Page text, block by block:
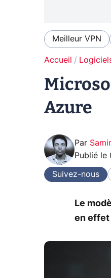
Meilleur VPN
Accueil
Azure
Par
Publié le
Suivez-nous
Le
en effet